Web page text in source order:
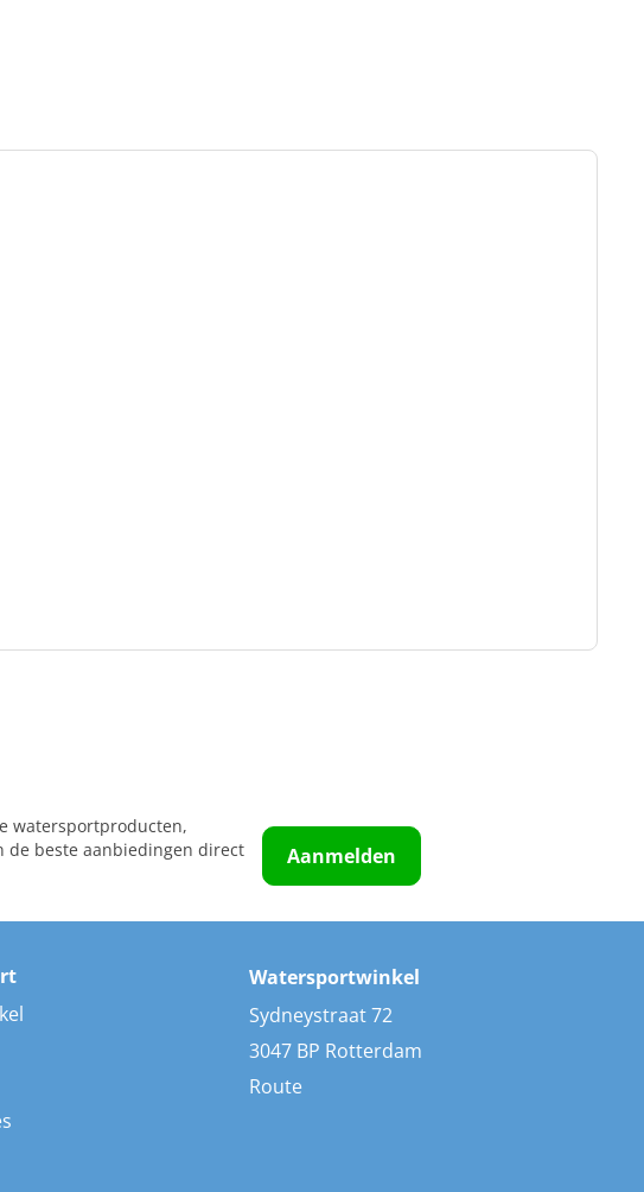
watersportproducten,
de beste aanbiedingen direct
Aanmelden
Watersportwinkel
Sydneystraat 72
3047 BP Rotterdam
Route